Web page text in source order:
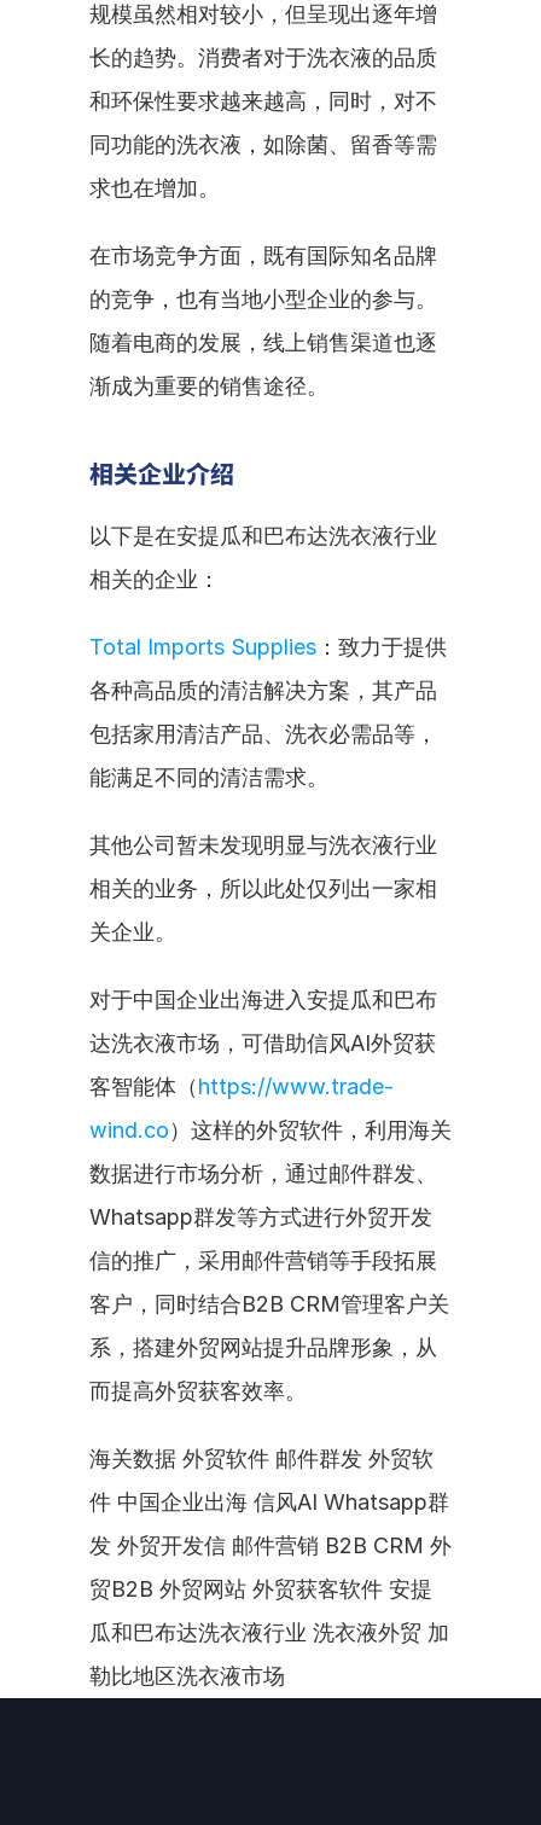
规模虽然相对较小，但呈现出逐年增
长的趋势。消费者对于洗衣液的品质
和环保性要求越来越高，同时，对不
同功能的洗衣液，如除菌、留香等需
求也在增加。
在市场竞争方面，既有国际知名品牌
的竞争，也有当地小型企业的参与。
随着电商的发展，线上销售渠道也逐
渐成为重要的销售途径。
相关企业介绍
以下是在安提瓜和巴布达洗衣液行业
相关的企业：
Total Imports Supplies ：致力于提供
各种高品质的清洁解决方案，其产品
包括家用清洁产品、洗衣必需品等，
能满足不同的清洁需求。
其他公司暂未发现明显与洗衣液行业
相关的业务，所以此处仅列出一家相
关企业。
对于中国企业出海进入安提瓜和巴布
达洗衣液市场，可借助信风AI外贸获
客智能体（https://www.trade-
wind.co）这样的外贸软件，利用海关
数据进行市场分析，通过邮件群发、
Whatsapp群发等方式进行外贸开发
信的推广，采用邮件营销等手段拓展
客户，同时结合B2B CRM管理客户关
系，搭建外贸网站提升品牌形象，从
而提高外贸获客效率。
海关数据 外贸软件 邮件群发 外贸软
件 中国企业出海 信风AI Whatsapp群
发 外贸开发信 邮件营销 B2B CRM 外
贸B2B 外贸网站 外贸获客软件 安提
瓜和巴布达洗衣液行业 洗衣液外贸 加
勒比地区洗衣液市场